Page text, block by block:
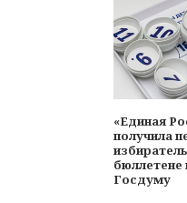
«Единая
получила
бюллетене
Госдуму